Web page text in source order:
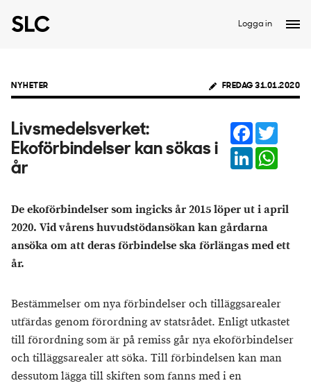
Logga in
NYHETER FREDAG 31.01.2020
Livsmedelsverket:
Ekoförbindelser kan sökas i
år
Facebook
LinkedIn
De ekoförbindelser som ingicks år 2015 löper ut i april
2020. Vid vårens huvudstödansökan kan gårdarna
ansöka om att deras förbindelse ska förlängas med ett
år.
Bestämmelser om nya förbindelser och tilläggsarealer
utfärdas genom förordning av statsrådet. Enligt utkastet
till förordning som är på remiss går nya ekoförbindelser
och tilläggsarealer att söka. Till förbindelsen kan man
dessutom lägga till skiften som fanns med i en